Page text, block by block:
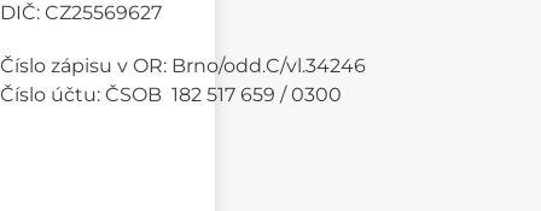
DIČ: CZ25569627
Číslo zápisu v OR: Brno/odd.C/vl.34246
Číslo účtu: ČSOB 182 517 659 / 0300